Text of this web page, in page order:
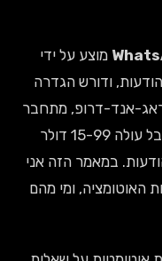
מוצע על ידי
ודורש הגדרה
אנד-דרופ, מתחבר
גם ל-Instagram ו-Messenger, אבל עולה 15-99 דולר
גם אם אתה שולח רק 50 הודעות. במאמר הזה אני
ומי מהם